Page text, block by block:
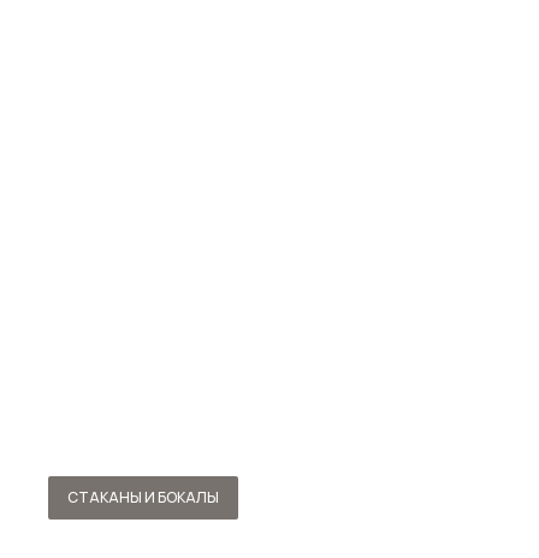
СТАКАНЫ И БОКАЛЫ